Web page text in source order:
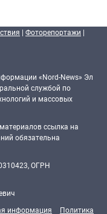
| Фоторепортажи |
«Nord-News» Эл
службой по
и массовых
ссылка на
обязательна
ОГРН
информация Политика